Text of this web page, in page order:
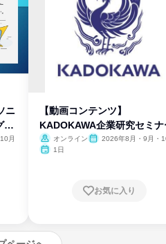
ニ
ラ
月
【動画コンテンツ】
KADOKAWA企業研究セミナ
オンライン
2026年8月・9月・
1日
お気に入り